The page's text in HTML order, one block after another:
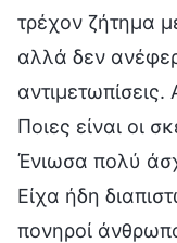
τρέχον ζήτημα
αλλά δεν
Ποιες είναι οι
Ένιωσα πολύ
Είχα ήδη
πονηροί